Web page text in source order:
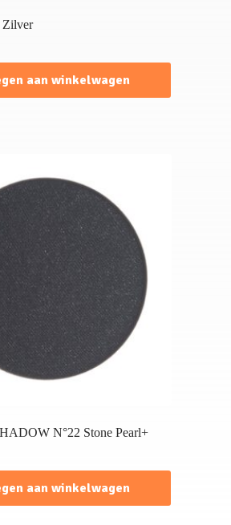
Zilver
aan winkelwagen
N°22 Stone Pearl+
aan winkelwagen